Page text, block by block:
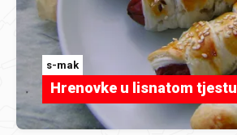
s-mak
Hrenovke u lisnatom tjestu